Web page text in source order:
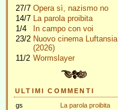
27/7 Opera sì, nazismo no
14/7 La parola proibita
1/4
In campo con voi
23/2 Nuovo cinema Luftansia
(2026)
11/2 Wormslayer
ULTIMI COMMENTI
gs
La parola proibita